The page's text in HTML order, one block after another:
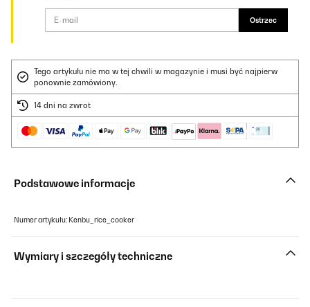
Ostrzec
Tego artykułu nie ma w tej chwili w magazynie i musi być najpierw
ponownie zamówiony.
14 dni na zwrot
Podstawowe informacje
Numer artykułu: Kenbu_rice_cooker
Wymiary i szczegóły techniczne